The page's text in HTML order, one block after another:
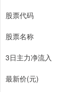
股票代码
股票名称
3日主力净流入
最新价(元)